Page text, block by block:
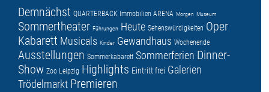
Demnächst QUARTERBACK Immobilien ARENA Morgen Museum
Sommertheater Führungen Heute Sehenswürdigkeiten Oper
Kabarett Musicals Kinder Gewandhaus Wochenende
Ausstellungen Sommerkabarett Sommerferien Dinner-
Show Zoo Leipzig Highlights Eintritt frei Galerien
Trödelmarkt Premieren